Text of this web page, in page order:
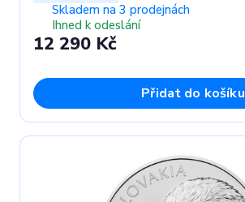
Skladem na 3 prodejnách
Ihned k odeslání
12 290 Kč
Přidat do košíku